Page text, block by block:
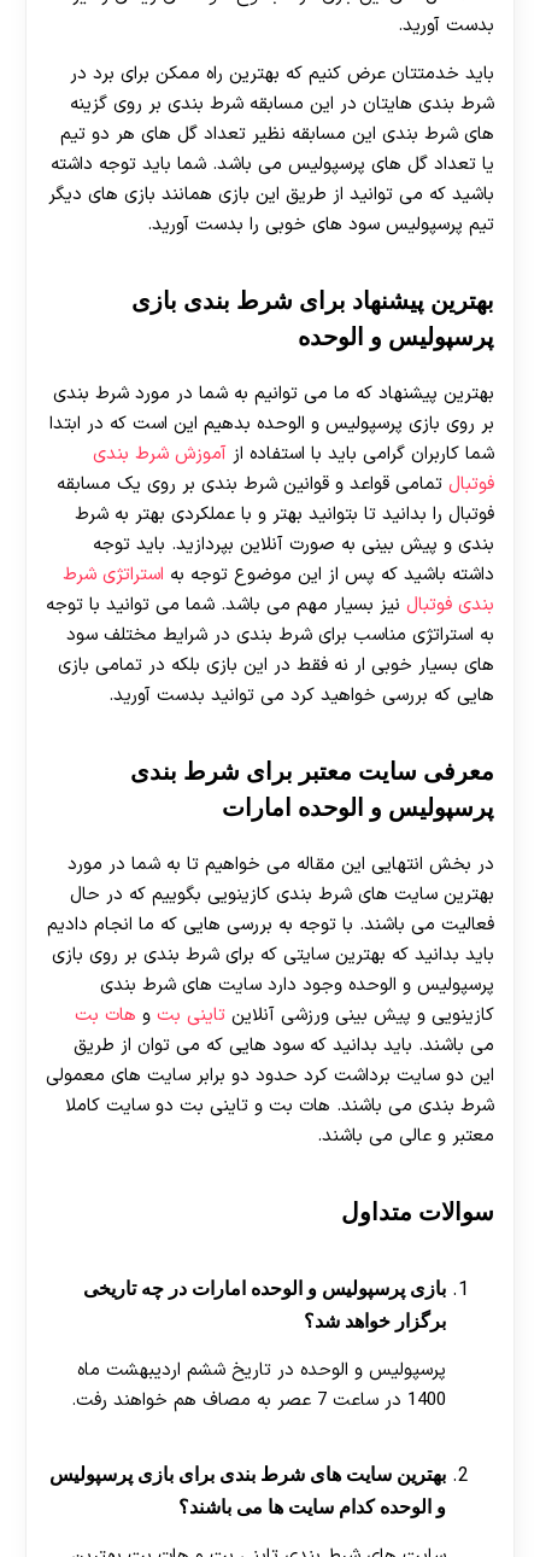
بدست آورید.
باید خدمتتان عرض کنیم که بهترین راه ممکن برای برد در
شرط بندی هایتان در این مسابقه شرط بندی بر روی گزینه
های شرط بندی این مسابقه نظیر تعداد گل های هر دو تیم
یا تعداد گل های پرسپولیس می باشد. شما باید توجه داشته
باشید که می توانید از طریق این بازی همانند بازی های دیگر
تیم پرسپولیس سود های خوبی را بدست آورید.
بهترین پیشنهاد برای شرط بندی بازی
پرسپولیس و الوحده
بهترین پیشنهاد که ما می توانیم به شما در مورد شرط بندی
بر روی بازی پرسپولیس و الوحده بدهیم این است که در ابتدا
شما کاربران گرامی باید با استفاده از آموزش شرط بندی
فوتبال تمامی قواعد و قوانین شرط بندی بر روی یک مسابقه
فوتبال را بدانید تا بتوانید بهتر و با عملکردی بهتر به شرط
بندی و پیش بینی به صورت آنلاین بپردازید. باید توجه
داشته باشید که پس از این موضوع توجه به استراتژی شرط
بندی فوتبال نیز بسیار مهم می باشد. شما می توانید با توجه
به استراتژی مناسب برای شرط بندی در شرایط مختلف سود
های بسیار خوبی ار نه فقط در این بازی بلکه در تمامی بازی
هایی که بررسی خواهید کرد می توانید بدست آورید.
معرفی سایت معتبر برای شرط بندی
پرسپولیس و الوحده امارات
در بخش انتهایی این مقاله می خواهیم تا به شما در مورد
بهترین سایت های شرط بندی کازینویی بگوییم که در حال
فعالیت می باشند. با توجه به بررسی هایی که ما انجام دادیم
باید بدانید که بهترین سایتی که برای شرط بندی بر روی بازی
پرسپولیس و الوحده وجود دارد سایت های شرط بندی
کازینویی و پیش بینی ورزشی آنلاین تاینی بت و هات بت
می باشند. باید بدانید که سود هایی که می توان از طریق
این دو سایت برداشت کرد حدود دو برابر سایت های معمولی
شرط بندی می باشند. هات بت و تاینی بت دو سایت کاملا
معتبر و عالی می باشند.
سوالات متداول
بازی پرسپولیس و الوحده امارات در چه تاریخی
برگزار خواهد شد؟
پرسپولیس و الوحده در تاریخ ششم اردیبهشت ماه
1400 در ساعت 7 عصر به مصاف هم خواهند رفت.
بهترین سایت های شرط بندی برای بازی پرسپولیس
و الوحده کدام سایت ها می باشند؟